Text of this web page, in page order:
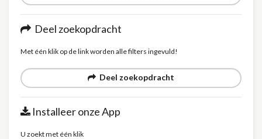
Deel zoekopdracht
Met één klik op de link worden alle filters ingevuld!
Deel zoekopdracht
Installeer onze App
U zoekt met één klik